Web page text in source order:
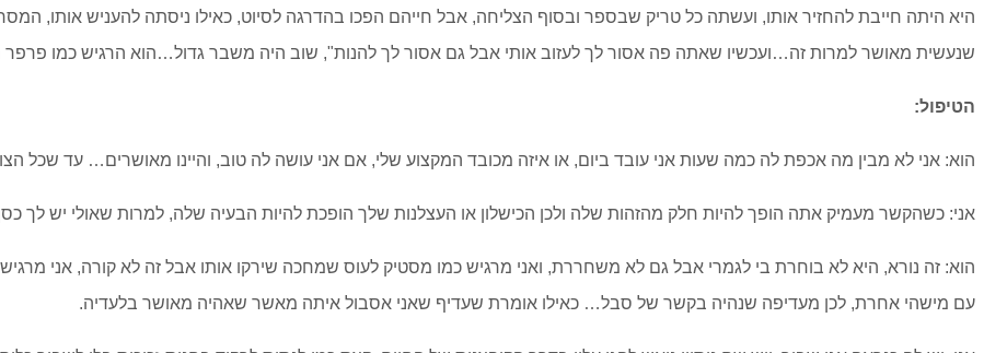
היא היתה חייבת להחזיר אותו, ועשתה כל טריק שבספר ובסוף הצליחה, אבל חייהם הפכו בהדרגה לסיוט, כאילו ניסתה להעניש אותו,
שנעשית מאושר למרות זה…ועכשיו שאתה פה אסור לך לעזוב אותי אבל גם אסור לך להנות", שוב היה משבר גדול…הוא הרגיש כמו
הטיפול:
הוא: אני לא מבין מה אכפת לה כמה שעות אני עובד ביום, או איזה מכובד המקצוע שלי, אם אני עושה לה טוב, והיינו מאושרים… עד שכל
אני: כשהקשר מעמיק אתה הופך להיות חלק מהזהות שלה ולכן הכישלון או העצלנות שלך הופכת להיות הבעיה שלה, למרות שאולי יש לך
הוא: זה נורא, היא לא בוחרת בי לגמרי אבל גם לא משחררת, ואני מרגיש כמו מסטיק לעוס שמחכה שירקו אותו אבל זה לא קורה, אני
עם מישהי אחרת, לכן מעדיפה שנהיה בקשר של סבל… כאילו אומרת שעדיף שאני אסבול איתה מאשר שאהיה מאושר בלעדיה.